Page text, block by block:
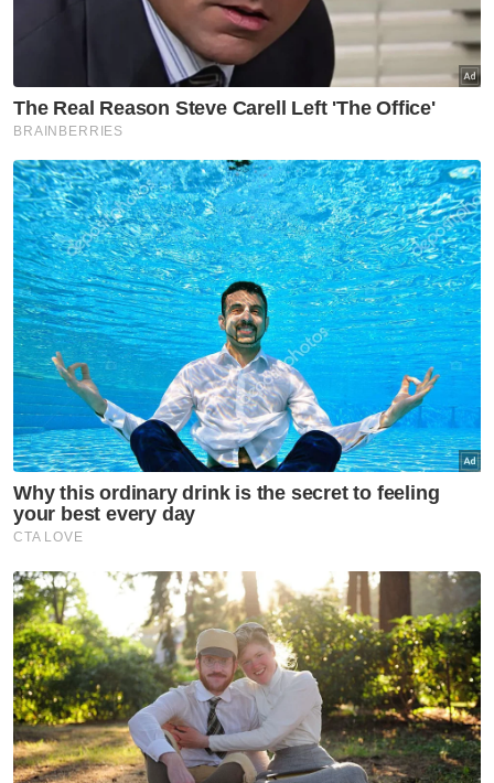
“Namun untuk kerja-kerja mendirikan
struktur kekisi serta pemasangan peralatan
sistem pemancar hanya boleh dilaksanakan
selepas mendapat kelulusan Kebenaran
Merancang oleh PBT,” katanya.
Baru-baru ini, Menteri Besar Kedah, Datuk
Seri Muhammad Sanusi Md Nor
mengumumkan, kerajaan negeri telah
menetapkan agar pemaju menyediakan
tapak untuk pembinaan infrastruktur
kemudahan jalur lebar bagi setiap projek
pembangunan baharu dan pembangunan
semula.
Berita Telus & Tulus menerusi E-Mel setiap
hari!